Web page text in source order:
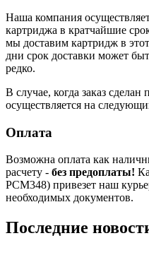
Наша компания
картриджа в кратчайшие
мы доставим картридж в
дни срок доставки может
редко.
В случае, когда заказ сделан
осуществляется на
Оплата
Возможна оплата как
расчету - без предоплаты!
PCM348) привезет наш
необходимых документов.
Последние